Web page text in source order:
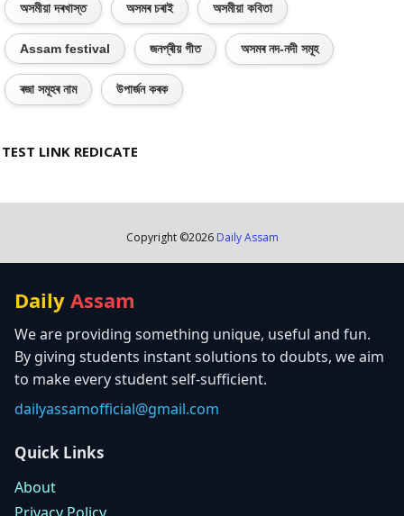
অসমীয়া দৰখাস্ত অসমৰ চৰাই অসমীয়া কবিতা
Assam festival জনপ্ৰীয় গীত অসমৰ নদ-নদী সমূহ
ৰজা সমূহৰ নাম উপাৰ্জন কৰক
TEST LINK REDICATE
Copyright ©2026 Daily Assam
Daily Assam
We are providing something unique, useful and fun.
By giving students instant solutions to doubts, we aim
to make every student self-sufficient.
dailyassamofficial@gmail.com
Quick Links
About